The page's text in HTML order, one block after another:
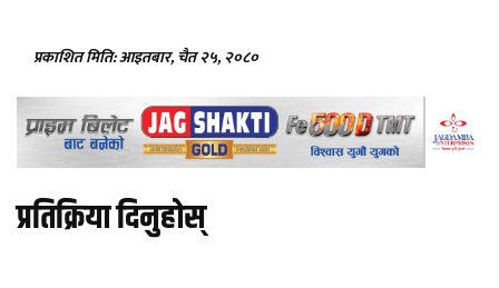
प्रकाशित मिति: आइतबार, चैत २५, २०८०
प्रतिक्रिया दिनुहोस्